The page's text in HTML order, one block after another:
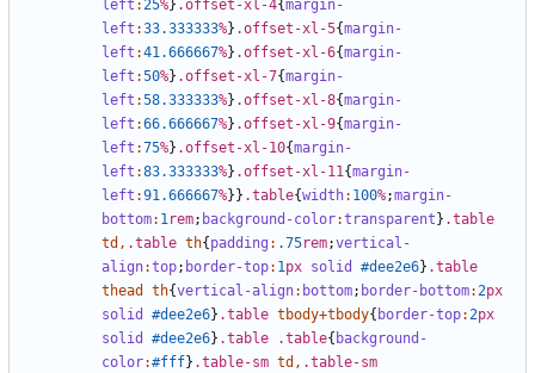
left :25%} .offset-xl-4{margin-
left :33.333333%} .offset-xl-5{margin-
left :41.666667%} .offset-xl-6{margin-
left :50%} .offset-xl-7{margin-
left :58.333333%} .offset-xl-8{margin-
left :66.666667%} .offset-xl-9{margin-
left :75%} .offset-xl-10{margin-
left :83.333333%} .offset-xl-11{margin-
left :91.666667%}} .table{width: 100%;margin-
bottom: 1rem; background-color:transparent } .table
td , .table th{ padding : .75rem;vertical-
align:top; border-top: 1px solid #dee2e6} .table
thead
th{vertical-align: bottom; border-bottom:2px
solid
#dee2e6} .table tbody+tbody{ border-top:2px
solid
#dee2e6} .table .table{ background-
color:#fff} .table-sm td , .table-sm